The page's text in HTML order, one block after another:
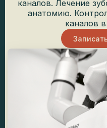
каналов. Лечение
анатомию.
каналов